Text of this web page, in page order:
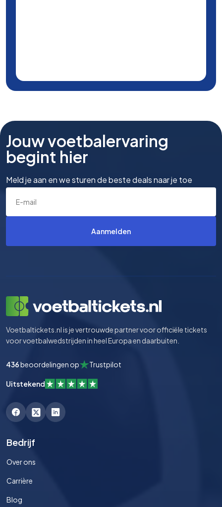
Jouw voetbalervaring
begint hier
Meld je aan en we sturen de beste deals naar je toe
Aanmelden
Voetbaltickets.nl is je vertrouwde partner voor officiële tickets
voor voetbalwedstrijden in heel Europa en daarbuiten.
436beoordelingen op Trustpilot
Uitstekend
Bedrijf
Over ons
Carrière
Blog